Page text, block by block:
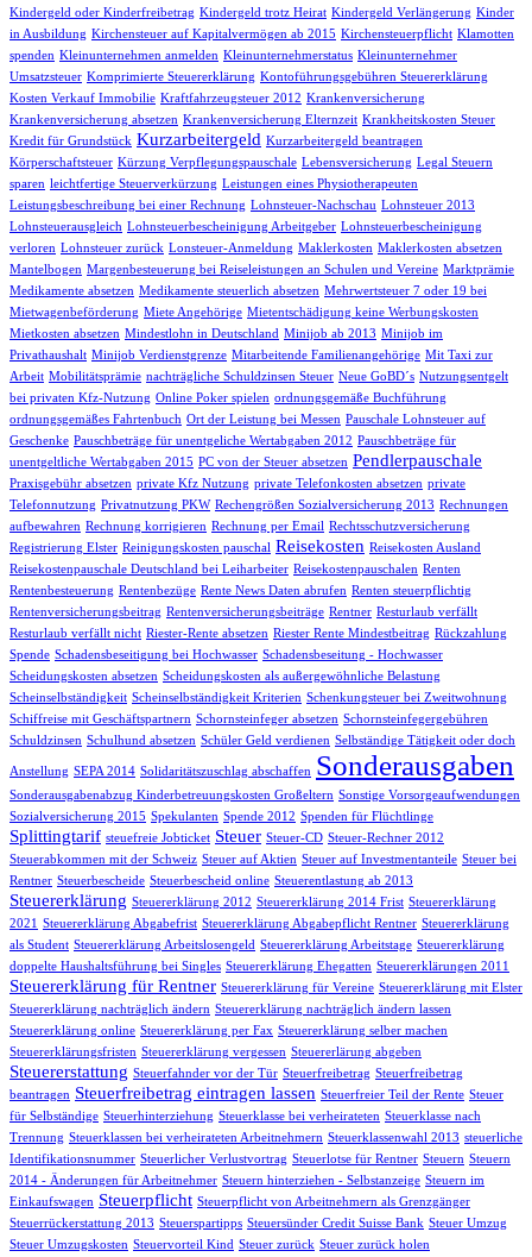
Kindergeld oder Kinderfreibetrag Kindergeld trotz Heirat Kindergeld Verlängerung Kinder
in Ausbildung Kirchensteuer auf Kapitalvermögen ab 2015 Kirchensteuerpflicht Klamotten
spenden Kleinunternehmen anmelden Kleinunternehmerstatus Kleinunternehmer
Umsatzsteuer Komprimierte Steuererklärung Kontoführungsgebühren Steuererklärung
Kosten Verkauf Immobilie Kraftfahrzeugsteuer 2012 Krankenversicherung
Krankenversicherung absetzen Krankenversicherung Elternzeit Krankheitskosten Steuer
Kredit für Grundstück Kurzarbeitergeld Kurzarbeitergeld beantragen
Körperschaftsteuer Kürzung Verpflegungspauschale Lebensversicherung Legal Steuern
sparen leichtfertige Steuerverkürzung Leistungen eines Physiotherapeuten
Leistungsbeschreibung bei einer Rechnung Lohnsteuer-Nachschau Lohnsteuer 2013
Lohnsteuerausgleich Lohnsteuerbescheinigung Arbeitgeber Lohnsteuerbescheinigung
verloren Lohnsteuer zurück Lonsteuer-Anmeldung Maklerkosten Maklerkosten absetzen
Mantelbogen Margenbesteuerung bei Reiseleistungen an Schulen und Vereine Marktprämie
Medikamente absetzen Medikamente steuerlich absetzen Mehrwertsteuer 7 oder 19 bei
Mietwagenbeförderung Miete Angehörige Mietentschädigung keine Werbungskosten
Mietkosten absetzen Mindestlohn in Deutschland Minijob ab 2013 Minijob im
Privathaushalt Minijob Verdienstgrenze Mitarbeitende Familienangehörige Mit Taxi zur
Arbeit Mobilitätsprämie nachträgliche Schuldzinsen Steuer Neue GoBD´s Nutzungsentgelt
bei privaten Kfz-Nutzung Online Poker spielen ordnungsgemäße Buchführung
ordnungsgemäßes Fahrtenbuch Ort der Leistung bei Messen Pauschale Lohnsteuer auf
Geschenke Pauschbeträge für unentgeliche Wertabgaben 2012 Pauschbeträge für
unentgeltliche Wertabgaben 2015 PC von der Steuer absetzen Pendlerpauschale
Praxisgebühr absetzen private Kfz Nutzung private Telefonkosten absetzen private
Telefonnutzung Privatnutzung PKW Rechengrößen Sozialversicherung 2013 Rechnungen
aufbewahren Rechnung korrigieren Rechnung per Email Rechtsschutzversicherung
Registrierung Elster Reinigungskosten pauschal Reisekosten Reisekosten Ausland
Reisekostenpauschale Deutschland bei Leiharbeiter Reisekostenpauschalen Renten
Rentenbesteuerung Rentenbezüge Rente News Daten abrufen Renten steuerpflichtig
Rentenversicherungsbeitrag Rentenversicherungsbeiträge Rentner Resturlaub verfällt
Resturlaub verfällt nicht Riester-Rente absetzen Riester Rente Mindestbeitrag Rückzahlung
Spende Schadensbeseitigung bei Hochwasser Schadensbeseitung - Hochwasser
Scheidungskosten absetzen Scheidungskosten als außergewöhnliche Belastung
Scheinselbständigkeit Scheinselbständigkeit Kriterien Schenkungsteuer bei Zweitwohnung
Schiffreise mit Geschäftspartnern Schornsteinfeger absetzen Schornsteinfegergebühren
Schuldzinsen Schulhund absetzen Schüler Geld verdienen Selbständige Tätigkeit oder doch
Anstellung SEPA 2014 Solidaritätszuschlag abschaffen Sonderausgaben
Sonderausgabenabzug Kinderbetreuungskosten Großeltern Sonstige Vorsorgeaufwendungen
Sozialversicherung 2015 Spekulanten Spende 2012 Spenden für Flüchtlinge
Splittingtarif steuefreie Jobticket Steuer Steuer-CD Steuer-Rechner 2012
Steuerabkommen mit der Schweiz Steuer auf Aktien Steuer auf Investmentanteile Steuer bei
Rentner Steuerbescheide Steuerbescheid online Steuerentlastung ab 2013
Steuererklärung Steuererklärung 2012 Steuererklärung 2014 Frist Steuererklärung
2021
Steuererklärung Abgabefrist Steuererklärung Abgabepflicht Rentner Steuererklärung
als Student Steuererklärung Arbeitslosengeld Steuererklärung Arbeitstage Steuererklärung
doppelte Haushaltsführung bei Singles Steuererklärung Ehegatten Steuererklärungen 2011
Steuererklärung für Rentner Steuererklärung für Vereine Steuererklärung mit Elster
Steuererklärung nachträglich ändern Steuererklärung nachträglich ändern lassen
Steuererklärung online Steuererklärung per Fax Steuererklärung selber machen
Steuererklärungsfristen Steuererklärung vergessen Steuererlärung abgeben
Steuererstattung Steuerfahnder vor der Tür Steuerfreibetrag Steuerfreibetrag
beantragen Steuerfreibetrag eintragen lassen Steuerfreier Teil der Rente Steuer
für Selbständige Steuerhinterziehung Steuerklasse bei verheirateten Steuerklasse nach
Trennung Steuerklassen bei verheirateten Arbeitnehmern Steuerklassenwahl 2013 steuerliche
Identifikationsnummer Steuerlicher Verlustvortrag Steuerlotse für Rentner Steuern Steuern
2014 - Änderungen für Arbeitnehmer Steuern hinterziehen - Selbstanzeige Steuern im
Einkaufswagen Steuerpflicht Steuerpflicht von Arbeitnehmern als Grenzgänger
Steuerrückerstattung 2013 Steuerspartipps Steuersünder Credit Suisse Bank Steuer Umzug
Steuer Umzugskosten Steuervorteil Kind Steuer zurück Steuer zurück holen